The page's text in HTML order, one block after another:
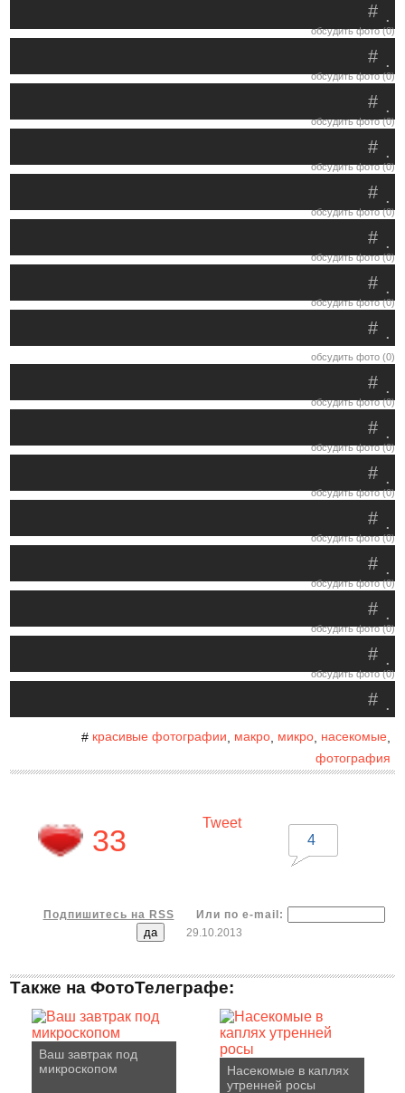
.
#
обсудить фото (0)
.
#
обсудить фото (0)
.
#
обсудить фото (0)
.
#
обсудить фото (0)
.
#
обсудить фото (0)
.
#
обсудить фото (0)
.
#
обсудить фото (0)
.
#
обсудить фото (0)
.
#
обсудить фото (0)
.
#
обсудить фото (0)
.
#
обсудить фото (0)
.
#
обсудить фото (0)
.
#
обсудить фото (0)
.
#
обсудить фото (0)
.
#
обсудить фото (0)
.
#
# красивые фотографии макро, микро, насекомые,
фотография
33
Tweet
4
Подпишитесь на RSS
Или по e-mail:
29.10.2013
Также на ФотоТелеграфе:
Ваш завтрак под
микроскопом
Насекомые в каплях
утренней росы